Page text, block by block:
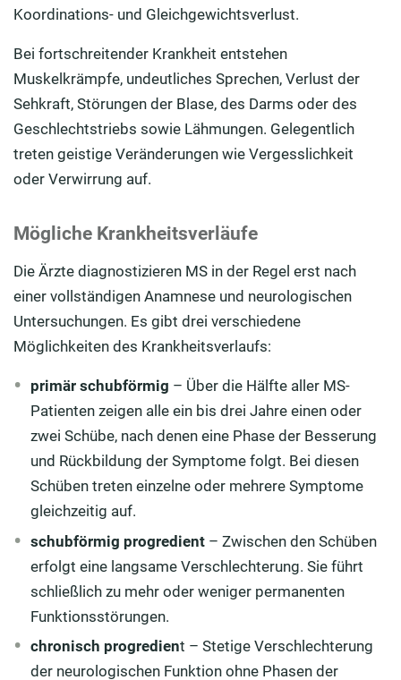
Koordinations- und Gleichgewichtsverlust.
Bei fortschreitender Krankheit entstehen
Muskelkrämpfe, undeutliches Sprechen, Verlust der
Sehkraft, Störungen der Blase, des Darms oder des
Geschlechtstriebs sowie Lähmungen. Gelegentlich
treten geistige Veränderungen wie Vergesslichkeit
oder Verwirrung auf.
Mögliche Krankheitsverläufe
Die Ärzte diagnostizieren MS in der Regel erst nach
einer vollständigen Anamnese und neurologischen
Untersuchungen. Es gibt drei verschiedene
Möglichkeiten des Krankheitsverlaufs:
primär schubförmig – Über die Hälfte aller MS-
Patienten zeigen alle ein bis drei Jahre einen oder
zwei Schübe, nach denen eine Phase der Besserung
und Rückbildung der Symptome folgt. Bei diesen
Schüben treten einzelne oder mehrere Symptome
gleichzeitig auf.
schubförmig progredient – Zwischen den Schüben
erfolgt eine langsame Verschlechterung. Sie führt
schließlich zu mehr oder weniger permanenten
Funktionsstörungen.
chronisch progredient – Stetige Verschlechterung
der neurologischen Funktion ohne Phasen der